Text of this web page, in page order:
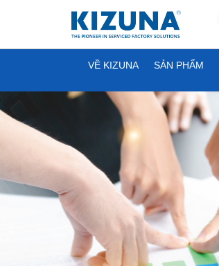
VỀ KIZUNA SẢN PHẨM